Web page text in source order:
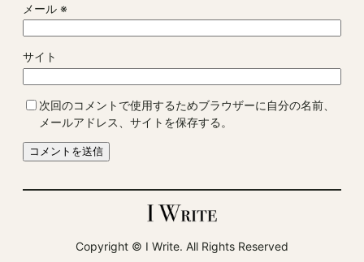
メール ※
サイト
次回のコメントで使用するためブラウザーに自分の名前、
メールアドレス、サイトを保存する。
Copyright ©︎ I Write. All Rights Reserved